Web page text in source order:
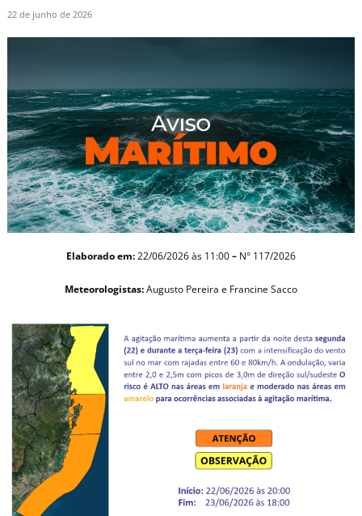
22 de junho de 2026
Elaborado em:22/06/2026às 11:00– N° 117/2026
Meteorologistas:Augusto Pereira e Francine Sacco